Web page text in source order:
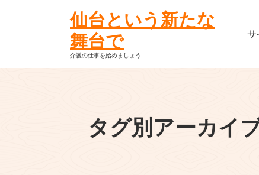
仙台という新たな
舞台で
介護の仕事を始めましょう
サ
タグ別アーカイ